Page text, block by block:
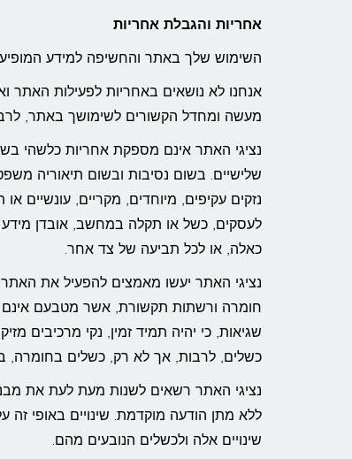
אחריות והגבלת אחריות
השימוש שלך באתר והחשיפה למידע
אנחנו לא נושאים באחריות לפעילות האתר
מעשה ומחדל הקשורים לשימושך באתר,
נציגי האתר אינם מספקת אחריות כלשהי
שלישיים. בשום נסיבות ובשום תיאוריה
נזקים עקיפים, מיוחדים, מקריים, עונשיים
לעסקים, כשל או תקלה במחשב, אובדן מידע
כאלה, או לכל תביעה של צד אחר.
נציגי האתר יעשו מאמצים להפעיל את האתר
חומרה ורשתות תקשורת, אשר מטבעם אינם
שגיאות, כי יהיה תמיד זמין, נקי מרכיבים
כשלים, לרבות, אך לא רק, כשלים בחומרה,
נציגי האתר רשאים לשנות מעת לעת את
ללא מתן הודעה מוקדמת. שינויים באופי זה
שינויים אלה ולכשלים הנובעים מהם.